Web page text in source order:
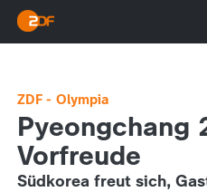
ZDF - Olympia
Pyeongchang
Vorfreude
Südkorea freut sich,